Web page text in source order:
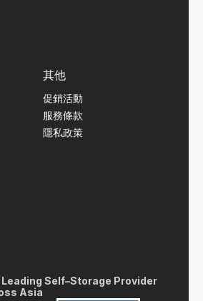
其他
促銷活動
服務條款
隱私政策
Leading Self–Storage Provider
Asia